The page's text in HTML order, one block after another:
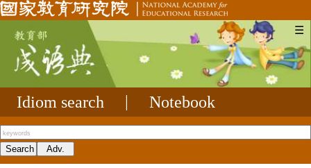
☰
Idiom search Notebook